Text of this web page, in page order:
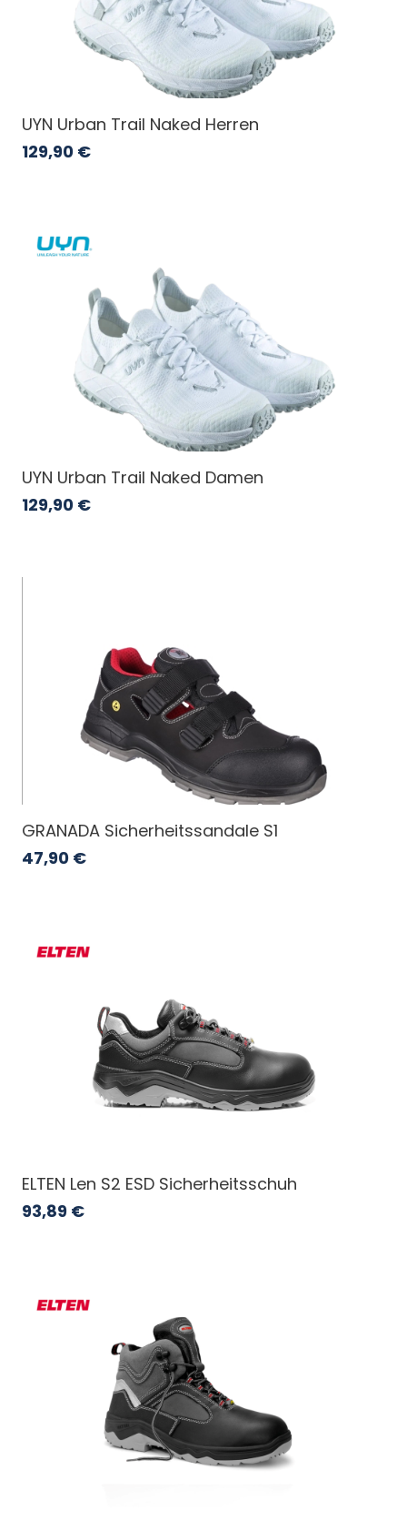
UYN Urban Trail Naked Herren
129,90 €
UYN Urban Trail Naked Damen
129,90 €
GRANADA Sicherheitssandale S1
47,90 €
ELTEN Len S2 ESD Sicherheitsschuh
93,89 €